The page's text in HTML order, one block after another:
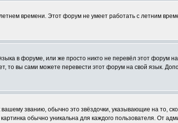
времени. Этот форум не умеет работать с летним
в форуме, или же просто никто не перевёл этот
то вы сами можете перевести этот форум на свой язык.
званию, обычно это звёздочки, указывающие на то,
обычно уникальна для каждого пользователя. От